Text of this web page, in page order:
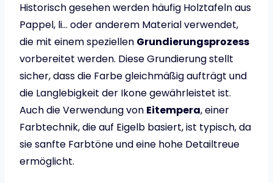
Historisch gesehen werden häufig Holztafeln aus
Pappel, li… oder anderem Material verwendet,
die mit einem speziellen Grundierungsprozess
vorbereitet werden. Diese Grundierung stellt
sicher, dass die Farbe gleichmäßig aufträgt und
die Langlebigkeit der Ikone gewährleistet ist.
Auch die Verwendung von Eitempera, einer
Farbtechnik, die auf Eigelb basiert, ist typisch, da
sie sanfte Farbtöne und eine hohe Detailtreue
ermöglicht.